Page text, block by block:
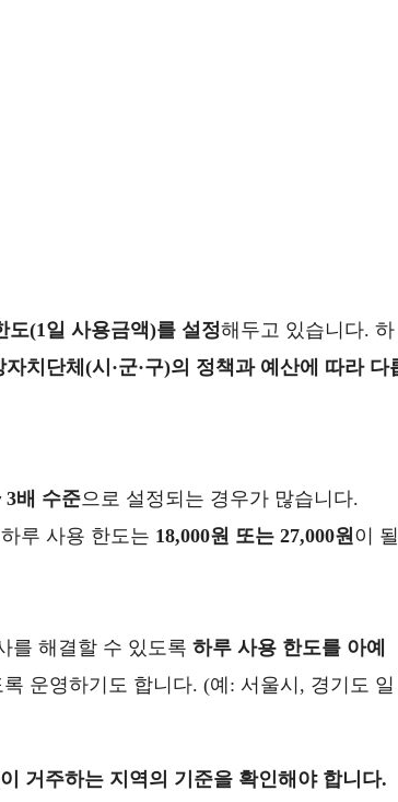
(1일 사용금액)를 설정해두고 있습니다. 하
치단체(시·군·구)의 정책과 예산에 따라 다
3배 수준으로 설정되는 경우가 많습니다.
루 사용 한도는 18,000원 또는 27,000원이 될
를 해결할 수 있도록 하루 사용 한도를 아예
운영하기도 합니다. (예: 서울시, 경기도 일
거주하는 지역의 기준을 확인해야 합니다.